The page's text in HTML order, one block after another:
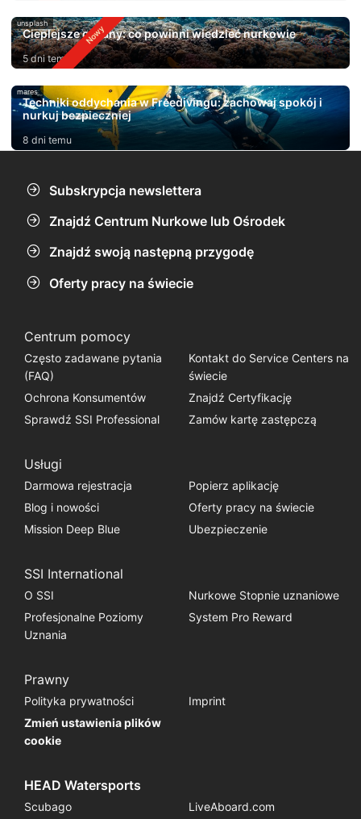
unsplash
Cieplejsze oceany: co powinni wiedzieć nurkowie
5 dni temu
mares
Techniki oddychania w Freedivingu: zachowaj spokój i
nurkuj bezpieczniej
8 dni temu
Subskrypcja newslettera
Znajdź Centrum Nurkowe lub Ośrodek
Znajdź swoją następną przygodę
Oferty pracy na świecie
Centrum pomocy
Często zadawane pytania
(FAQ)
Kontakt do Service Centers na
świecie
Ochrona Konsumentów
Znajdź Certyfikację
Sprawdź SSI Professional
Zamów kartę zastępczą
Usługi
Darmowa rejestracja
Popierz aplikację
Blog i nowości
Oferty pracy na świecie
Mission Deep Blue
Ubezpieczenie
SSI International
O SSI
Nurkowe Stopnie uznaniowe
Profesjonalne Poziomy
Uznania
System Pro Reward
Prawny
Polityka prywatności
Imprint
Zmień ustawienia plików
cookie
HEAD Watersports
Scubago LiveAboard.com